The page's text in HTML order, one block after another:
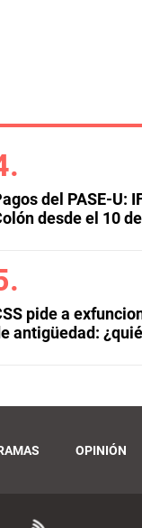
del PASE-U:
desde el 10
pide a
antigüedad:
OPINIÓN